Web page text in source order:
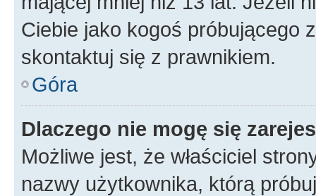
Ciebie jako kogoś próbującego
skontaktuj się z prawnikiem.
Góra
Dlaczego nie mogę się
Możliwe jest, że właściciel
nazwy użytkownika, którą